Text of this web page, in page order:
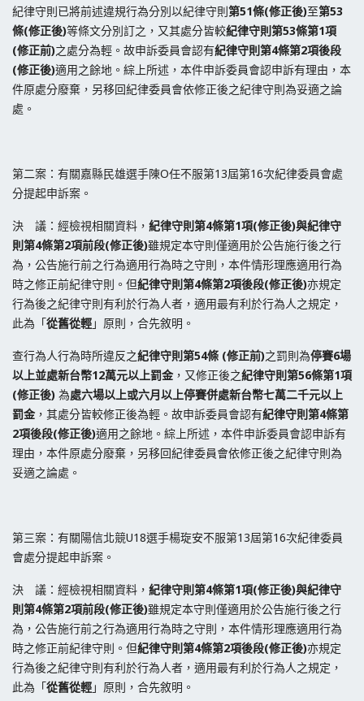
紀律守則已將前述違規行為分別以紀律守則第51條(修正後)至第53
條(修正後)等條文分別訂之，又其處分皆較紀律守則第53條第1項
(修正前)之處分為輕。故申訴委員會認有紀律守則第4條第2項後段
(修正後)適用之餘地。綜上所述，本件申訴委員會認申訴有理由，本
件原處分廢棄，另移回紀律委員會依修正後之紀律守則為妥適之論
處。
第二案：有關嘉縣民雄選手陳O任不服第13屆第16次紀律委員會處
分提起申訴案。
決 議：經檢視相關資料， 紀律守則第4條第1項(修正後)與紀律守
則第4條第2項前段(修正後)雖規定本守則僅適用於公告施行後之行
為，公告施行前之行為適用行為時之守則，本件情形理應適用行為
時之修正前紀律守則。但紀律守則第4條第2項後段(修正後)亦規定
行為後之紀律守則有利於行為人者，適用最有利於行為人之規定，
此為「從舊從輕」原則，合先敘明。
查行為人行為時所違反之紀律守則第54條 (修正前)之罰則為停賽6場
以上並處新台幣12萬元以上罰金，又修正後之紀律守則第56條第1項
(修正後) 為處六場以上或六月以上停賽併處新台幣七萬二千元以上
罰金，其處分皆較修正後為輕。故申訴委員會認有紀律守則第4條第
2項後段(修正後)適用之餘地。綜上所述，本件申訴委員會認申訴有
理由，本件原處分廢棄，另移回紀律委員會依修正後之紀律守則為
妥適之論處。
第三案：有關陽信北競U18選手楊琁安不服第13屆第16次紀律委員
會處分提起申訴案。
決 議：經檢視相關資料， 紀律守則第4條第1項(修正後)與紀律守
則第4條第2項前段(修正後)雖規定本守則僅適用於公告施行後之行
為，公告施行前之行為適用行為時之守則，本件情形理應適用行為
時之修正前紀律守則。但紀律守則第4條第2項後段(修正後)亦規定
行為後之紀律守則有利於行為人者，適用最有利於行為人之規定，
此為「從舊從輕」原則，合先敘明。